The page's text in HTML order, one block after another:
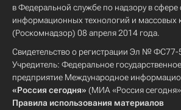
в Федеральной службе по надзору в сфере
информационных технологий и массовых
(Роскомнадзор) 08 апреля 2014 года.
Свидетельство о регистрации Эл № ФС77-
Учредитель: Федеральное
предприятие Международное
«Россия сегодня» (МИА «Россия
Правила использования материалов